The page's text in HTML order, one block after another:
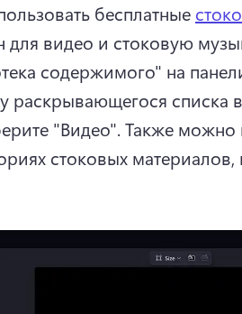
бесплатные
видео и стоковую
содержимого" на
раскрывающегося списка
"Видео". Также можно
стоковых материалов,